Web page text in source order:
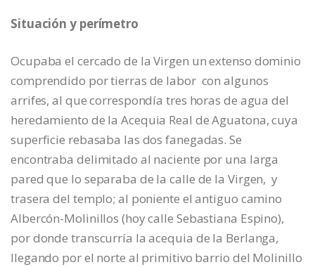
Situación y perímetro
Ocupaba el cercado de la Virgen un extenso dominio
comprendido por tierras de labor con algunos
arrifes, al que correspondía tres horas de agua del
heredamiento de la Acequia Real de Aguatona, cuya
superficie rebasaba las dos fanegadas. Se
encontraba delimitado al naciente por una larga
pared que lo separaba de la calle de la Virgen, y
trasera del templo; al poniente el antiguo camino
Albercón-Molinillos (hoy calle Sebastiana Espino),
por donde transcurría la acequia de la Berlanga,
llegando por el norte al primitivo barrio del Molinillo